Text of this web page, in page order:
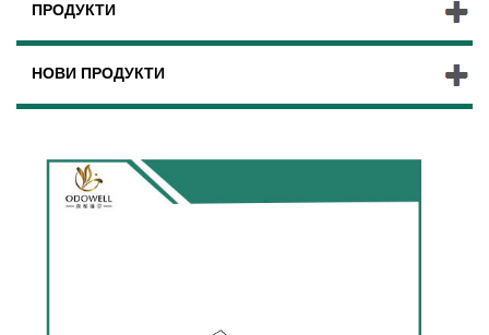
ПРОДУКТИ
НОВИ ПРОДУКТИ